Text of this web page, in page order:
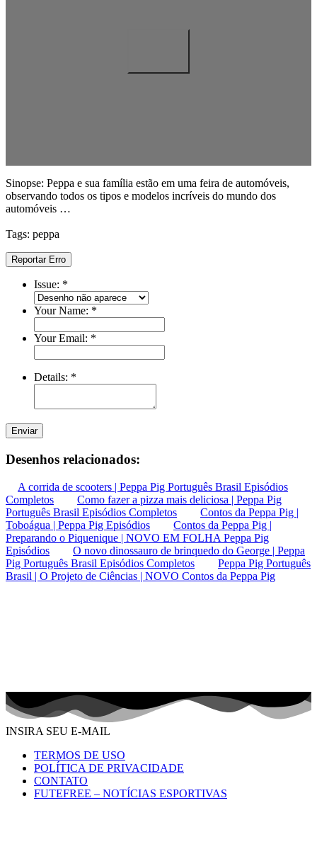
Sinopse: Peppa e sua família estão em uma feira de automóveis,
observando todos os tipos e modelos incríveis do mundo dos
automóveis …
Tags: peppa
Reportar Erro
Issue: *
Your Name: *
Your Email: *
Details: *
Enviar
Desenhos relacionados:
A corrida de scooters | Peppa Pig Português Brasil Episódios
Completos
Como fazer a pizza mais deliciosa | Peppa Pig
Português Brasil Episódios Completos
Contos da Peppa Pig |
Toboágua | Peppa Pig Episódios
Contos da Peppa Pig |
Preparando o Piquenique | NOVO EM FOLHA Peppa Pig
Episódios
O novo dinossauro de brinquedo do George | Peppa
Pig Português Brasil Episódios Completos
Peppa Pig Português
Brasil | O Projeto de Ciências | NOVO Contos da Peppa Pig
INSIRA SEU E-MAIL
TERMOS DE USO
POLÍTICA DE PRIVACIDADE
CONTATO
FUTEFREE – NOTÍCIAS ESPORTIVAS